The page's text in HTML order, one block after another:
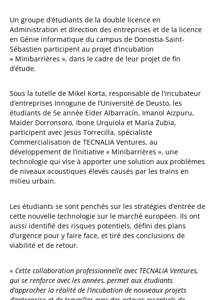
Un groupe d’étudiants de la double licence en
Administration et direction des entreprises et de la licence
en Génie informatique du campus de Donostia-Saint-
Sébastien participent au projet d’incubation
« Minibarrières », dans le cadre de leur projet de fin
d’étude.
Sous la tutelle de Mikel Korta, responsable de l'incubateur
d’entreprises Innogune de l’Université de Deusto, les
étudiants de 5e année Eider Albarracín, Imanol Aizpuru,
Maider Dorronsoro, Ibone Urquiola et María Zubia,
participent avec Jesús Torrecilla, spécialiste
Commercialisation de TECNALIA Ventures, au
développement de l’initiative « Minibarrières », une
technologie qui vise à apporter une solution aux problèmes
de niveaux acoustiques élevés causés par les trains en
milieu urbain.
Les étudiants se sont penchés sur les stratégies d’entrée de
cette nouvelle technologie sur le marché européen. Ils ont
aussi identifié des risques potentiels, défini des plans
d’urgence pour y faire face, et tiré des conclusions de
viabilité et de retour.
« Cette collaboration professionnelle avec TECNALIA Ventures,
qui se renforce avec les années, permet aux étudiants
d’approcher la réalité de l’incubation de nouveaux projets